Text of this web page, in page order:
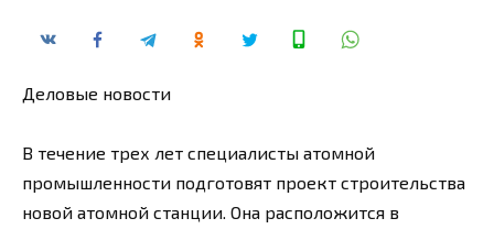
Деловые новости
В течение трех лет специалисты атомной
промышленности подготовят проект строительства
новой атомной станции. Она расположится в